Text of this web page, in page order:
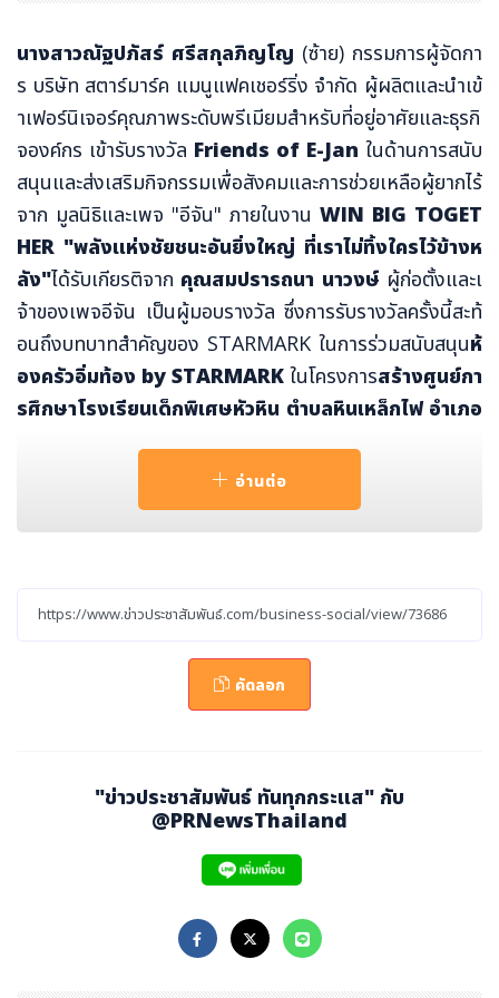
นางสาวณัฐปภัสร์ ศรีสกุลภิญโญ (ซ้าย) กรรมการผู้จัดกา
ร บริษัท สตาร์มาร์ค แมนูแฟคเชอร์ริ่ง จำกัด ผู้ผลิตและนำเข้
าเฟอร์นิเจอร์คุณภาพระดับพรีเมียมสำหรับที่อยู่อาศัยและธุรกิ
จองค์กร เข้ารับรางวัล Friends of E-Jan ในด้านการสนับ
สนุนและส่งเสริมกิจกรรมเพื่อสังคมและการช่วยเหลือผู้ยากไร้
จาก มูลนิธิและเพจ "อีจัน" ภายในงาน WIN BIG TOGET
HER "พลังแห่งชัยชนะอันยิ่งใหญ่ ที่เราไม่ทิ้งใครไว้ข้างห
ลัง"ได้รับเกียรติจาก คุณสมปรารถนา นาวงษ์ ผู้ก่อตั้งและเ
จ้าของเพจอีจัน เป็นผู้มอบรางวัล ซึ่งการรับรางวัลครั้งนี้สะท้
อนถึงบทบาทสำคัญของ STARMARK ในการร่วมสนับสนุนห้
องครัวอิ่มท้อง by STARMARK ในโครงการสร้างศูนย์กา
รศึกษาโรงเรียนเด็กพิเศษหัวหิน ตำบลหินเหล็กไฟ อำเภอ
นรู้ให้แก่เด็กพิเศษและผู้ด้อยโอกาสในพื้นที่ห่างไกล ในฐานะแ
บรนด์ผู้นำที่ไม่เพียงสร้างสิ่งแวดล้อมการใช้ชีวิตที่ดี แต่ยังสร้
างสังคมที่ยั่งยืนอย่างแท้จริง โดยพิธีมอบรางวัลจัดขึ้น ณ ห
ฒนะ บริษัท โทรคมนาคมแห่งชาติ จำกัด (มหาชน) เมื่อเร็ว ๆ
อ่านต่อ
คัดลอก
"ข่าวประชาสัมพันธ์ ทันทุกกระแส" กับ
@PRNewsThailand